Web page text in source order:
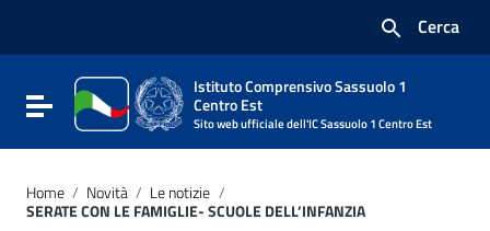
Vai al footer
Cerca
Attiva / disattiva la navigazione
Istituto Comprensivo Sassuolo 1
Centro Est
Sito web ufficiale dell'IC Sassuolo 1 Centro Est
Home / Novità / Le notizie /
SERATE CON LE FAMIGLIE- SCUOLE DELL’INFANZIA